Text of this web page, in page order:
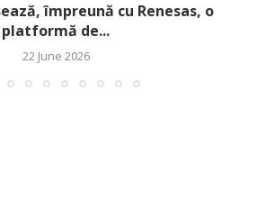
împreună cu Renesas, o
platformă de...
22 June 2026